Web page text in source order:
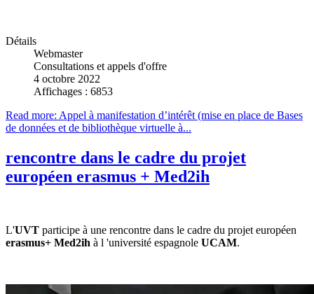
Détails
Webmaster
Consultations et appels d'offre
4 octobre 2022
Affichages : 6853
Read more: Appel à manifestation d’intérêt (mise en place de Bases
de données et de bibliothèque virtuelle à...
rencontre dans le cadre du projet
européen erasmus + Med2ih
L'UVT participe à une rencontre dans le cadre du projet européen
erasmus+ Med2ih à l 'université espagnole UCAM.